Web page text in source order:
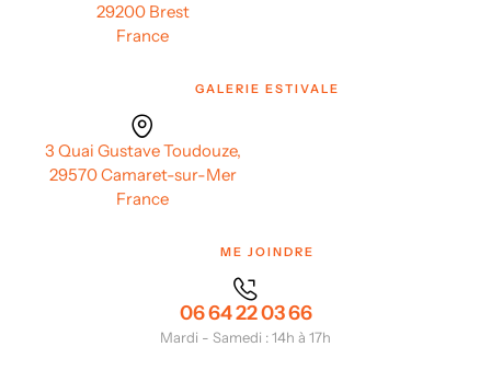
29200 Brest
France
GALERIE ESTIVALE
3 Quai Gustave Toudouze,
29570 Camaret-sur-Mer
France
ME JOINDRE
06 64 22 03 66
Mardi - Samedi : 14h à 17h